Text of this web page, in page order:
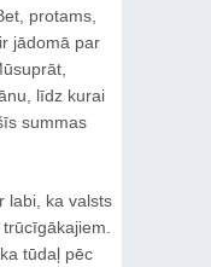
protams,
jādomā par
līdz kurai
summas
labi, ka valsts
tūdaļ pēc